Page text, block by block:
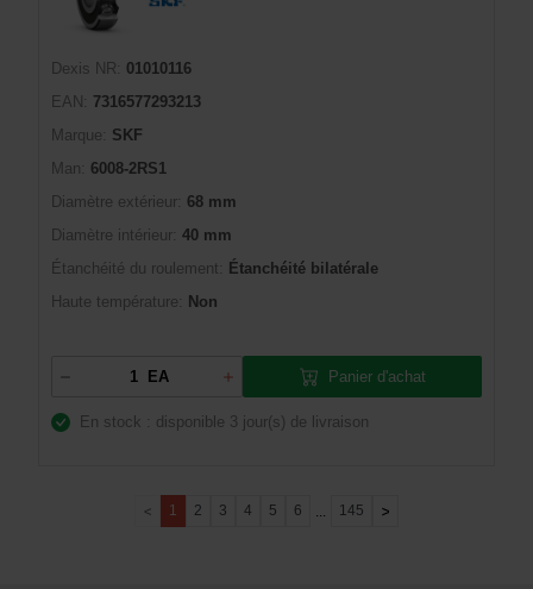
Dexis NR:
01010116
EAN:
7316577293213
Marque:
SKF
Man:
6008-2RS1
Diamètre extérieur: 68 mm
Diamètre intérieur: 40 mm
Étanchéité du roulement:
Étanchéité bilatérale
Haute température:
Non
EA Panier d'achat
En stock : disponible 3 jour(s) de livraison
1 2 3 4 5 6 ... 145